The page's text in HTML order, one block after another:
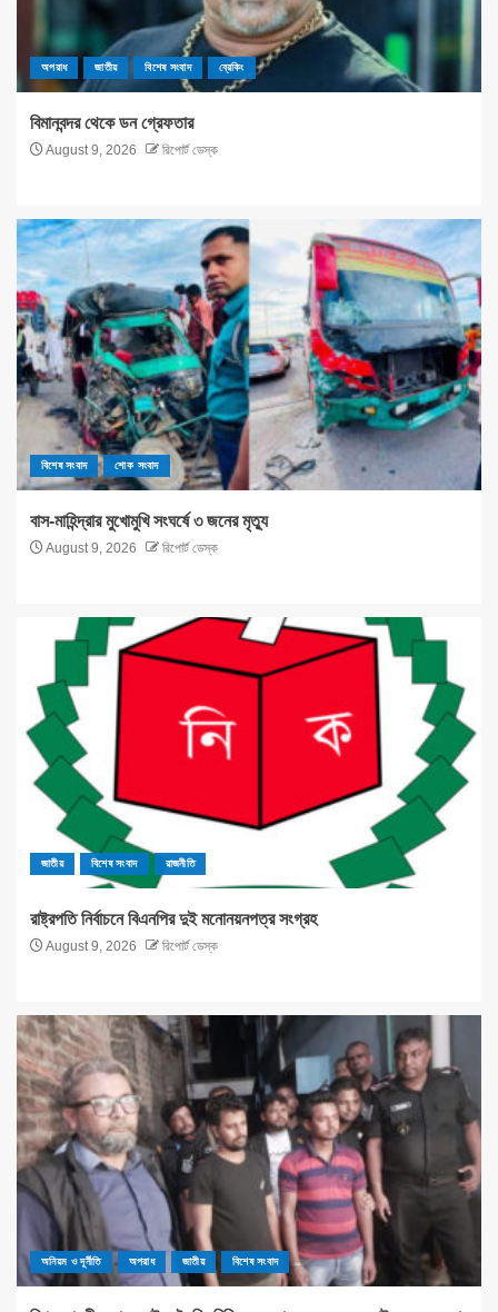
অপরাধ জাতীয় বিশেষ সংবাদ ব্রেকিং
বিমানবন্দর থেকে ডন গ্রেফতার
August 9, 2026 রিপোর্ট ডেস্ক
বিশেষ সংবাদ শোক সংবাদ
বাস-মাহিন্দ্রার মুখোমুখি সংঘর্ষে ৩ জনের মৃত্যু
August 9, 2026 রিপোর্ট ডেস্ক
জাতীয় বিশেষ সংবাদ রাজনীতি
রাষ্ট্রপতি নির্বাচনে বিএনপির দুই মনোনয়নপত্র সংগ্রহ
August 9, 2026 রিপোর্ট ডেস্ক
অনিয়ম ও দূর্নীতি অপরাধ জাতীয় বিশেষ সংবাদ